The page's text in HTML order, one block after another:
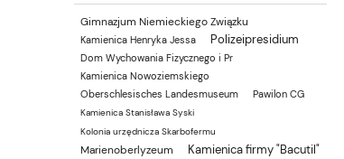
Gimnazjum Niemieckiego Związku
Kamienica Henryka Jessa Polizeipresidium
Dom Wychowania Fizycznego i Pr
Kamienica Nowoziemskiego
Oberschlesisches Landesmuseum
Pawilon CG
Kamienica Stanisława Syski
Kolonia urzędnicza Skarbofermu
Marienoberlyzeum Kamienica firmy "Bacutil"